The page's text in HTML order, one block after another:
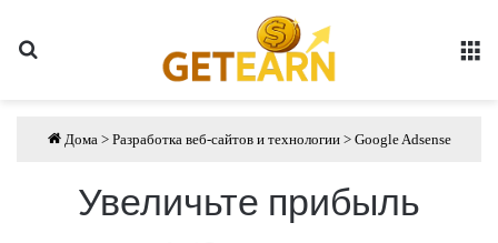
Дома > Разработка веб-сайтов и технологии > Google Adsense
Увеличьте прибыль